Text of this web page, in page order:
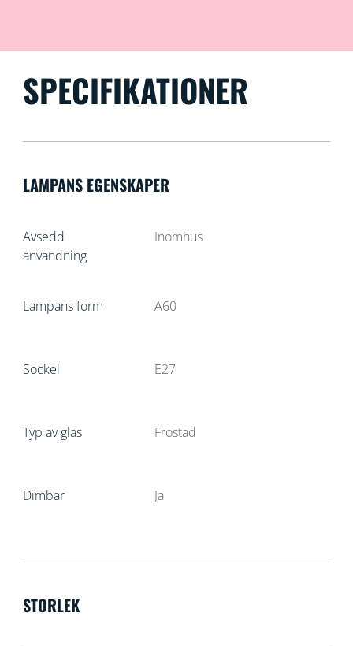
SPECIFIKATIONER
LAMPANS EGENSKAPER
Avsedd
användning
Inomhus
Lampans form A60
Sockel E27
Typ av glas Frostad
Dimbar Ja
STORLEK